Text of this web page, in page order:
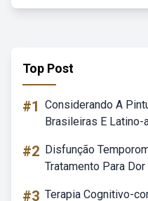
Top Post
#1 Considerando A
Brasileiras E Latino-
#2 Disfunção
Tratamento Para
#3 Terapia Cognitivo-